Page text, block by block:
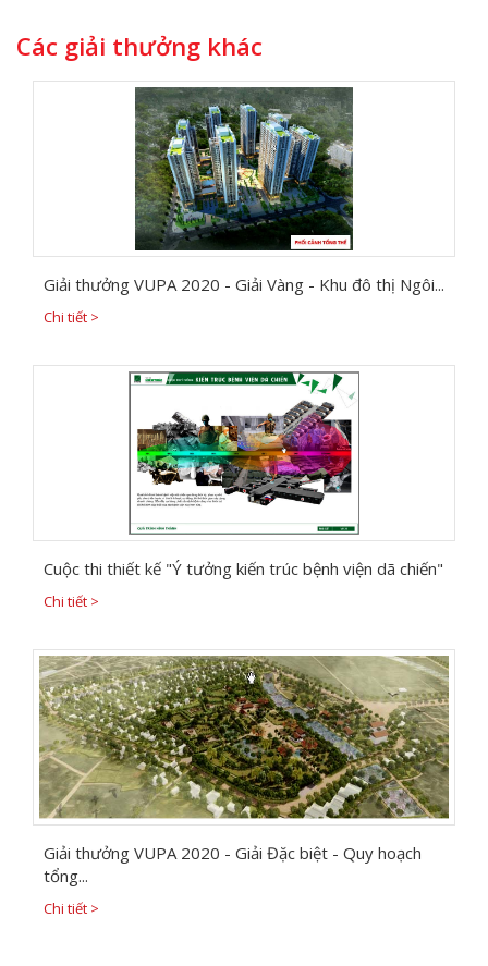
Các giải thưởng khác
Giải thưởng VUPA 2020 - Giải Vàng - Khu đô thị Ngôi...
Chi tiết >
Cuộc thi thiết kế "Ý tưởng kiến trúc bệnh viện dã chiến"
Chi tiết >
Giải thưởng VUPA 2020 - Giải Đặc biệt - Quy hoạch
tổng...
Chi tiết >